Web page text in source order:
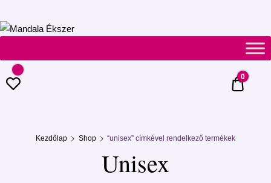
Mandala
Ékszer
0 Ft
0
Kezdőlap Shop “unisex” címkével rendelkező termékek
Unisex